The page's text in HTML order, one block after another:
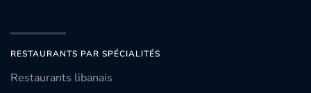
RESTAURANTS PAR SPÉCIALITÉS
Restaurants libanais